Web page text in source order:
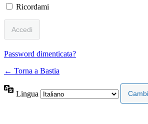
Ricordami
Password dimenticata?
← Torna a Bastia
Lingua